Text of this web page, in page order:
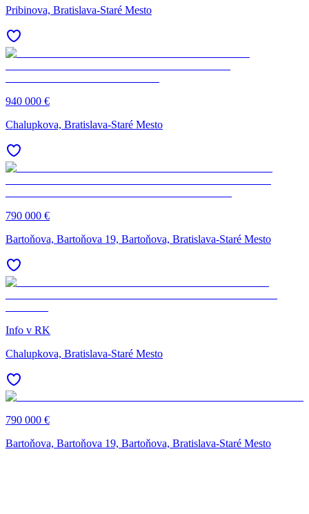
Pribinova, Bratislava-Staré Mesto
940 000 €
Chalupkova, Bratislava-Staré Mesto
790 000 €
Bartoňova, Bartoňova 19, Bartoňova, Bratislava-Staré Mesto
Info v RK
Chalupkova, Bratislava-Staré Mesto
790 000 €
Bartoňova, Bartoňova 19, Bartoňova, Bratislava-Staré Mesto